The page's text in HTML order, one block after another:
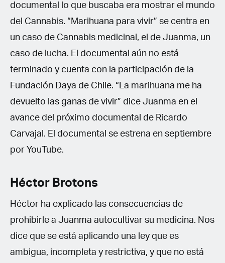
documental lo que buscaba era mostrar el mundo
del Cannabis. “Marihuana para vivir” se centra en
un caso de Cannabis medicinal, el de Juanma, un
caso de lucha. El documental aún no está
terminado y cuenta con la participación de la
Fundación Daya de Chile. “La marihuana me ha
devuelto las ganas de vivir” dice Juanma en el
avance del próximo documental de Ricardo
Carvajal. El documental se estrena en septiembre
por YouTube.
Héctor Brotons
Héctor ha explicado las consecuencias de
prohibirle a Juanma autocultivar su medicina. Nos
dice que se está aplicando una ley que es
ambigua, incompleta y restrictiva, y que no está